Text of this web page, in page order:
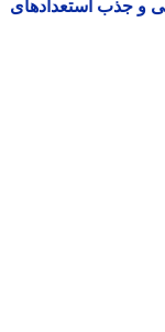
جذب استعدادهای